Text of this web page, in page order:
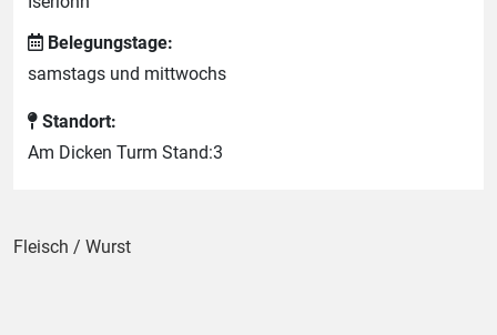
Belegungstage:
samstags und mittwochs
Standort:
Am Dicken Turm Stand:3
Fleisch / Wurst